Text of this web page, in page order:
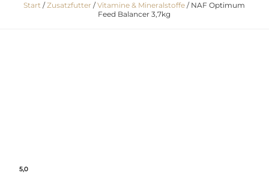
Start /Zusatzfutter /Vitamine & Mineralstoffe / NAF Optimum
Feed Balancer 3,7kg
5,0